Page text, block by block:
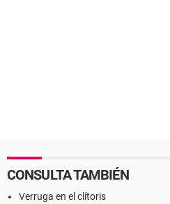
CONSULTA TAMBIÉN
Verruga en el clítoris